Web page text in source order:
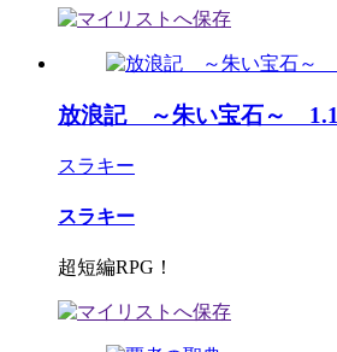
放浪記 ～朱い宝石～ 1.1
スラキー
スラキー
超短編RPG！